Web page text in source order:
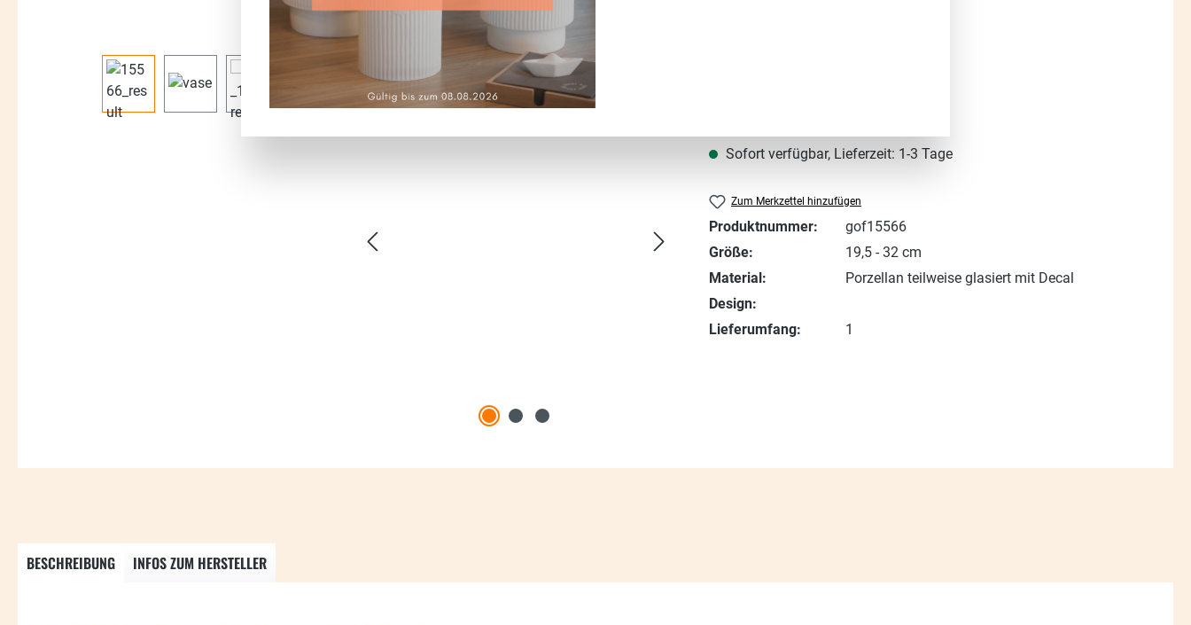
Bildergalerie überspringen
Sofort verfügbar, Lieferzeit: 1-3 Tage
Zum Merkzettel hinzufügen
Produktnummer:
gof15566
Größe:
19,5 - 32 cm
Material:
Porzellan teilweise glasiert mit Decal
Design:
Lieferumfang:
1
BESCHREIBUNG INFOS ZUM HERSTELLER